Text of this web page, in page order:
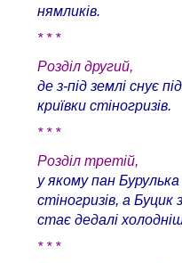
нямликів.
* * *
Розділ другий,
де з-під землі снує
криївки стіногризів.
* * *
Розділ третій,
у якому пан
стіногризів, а Буцик
стає дедалі
* * *